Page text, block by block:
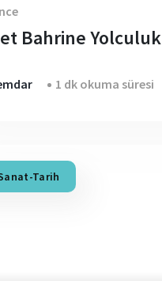
Bahrine Yolculuk
1 dk okuma süresi
Tarih